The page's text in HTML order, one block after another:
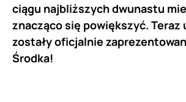
ciągu najbliższych dwunastu
znacząco się powiększyć. Teraz
zostały oficjalnie
Środka!